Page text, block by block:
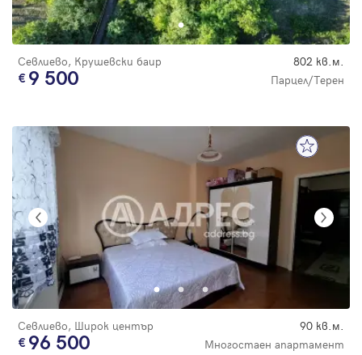
Севлиево, Крушевски баир 802 кв.м.
9 500 Парцел/Терен
Севлиево, Широк център 90 кв.м.
96 500 Многостаен апартамент